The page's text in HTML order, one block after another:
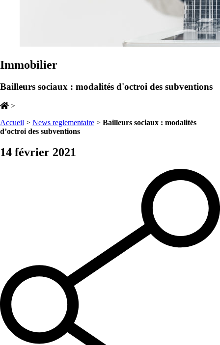
Immobilier
Bailleurs sociaux : modalités d'octroi des subventions
>
Accueil > News reglementaire > Bailleurs sociaux : modalités
d’octroi des subventions
14 février 2021